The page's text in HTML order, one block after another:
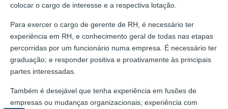
colocar o cargo de interesse e a respectiva lotação.
Para exercer o cargo de gerente de RH, é necessário ter
experiência em RH, e conhecimento geral de todas nas etapas
percorridas por um funcionário numa empresa. É necessário ter
graduação; e responder positiva e proativamente às principais
partes interessadas.
Também é desejável que tenha experiência em fusões de
empresas ou mudanças organizacionais; experiência com